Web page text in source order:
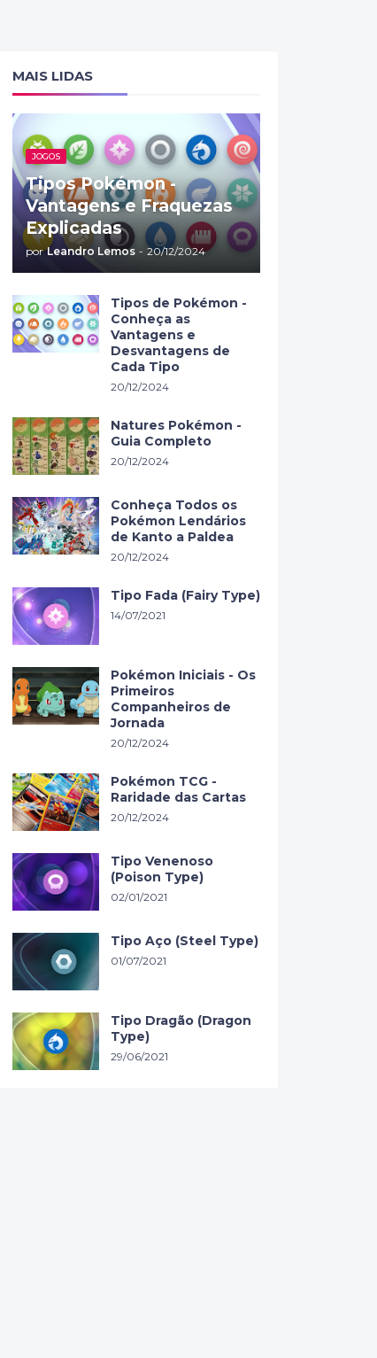
MAIS LIDAS
JOGOS
Tipos Pokémon -
Vantagens e Fraquezas
Explicadas
por Leandro Lemos - 20/12/2024
Tipos de Pokémon -
Conheça as
Vantagens e
Desvantagens de
Cada Tipo
20/12/2024
Natures Pokémon -
Guia Completo
20/12/2024
Conheça Todos os
Pokémon Lendários
de Kanto a Paldea
20/12/2024
Tipo Fada (Fairy Type)
14/07/2021
Pokémon Iniciais - Os
Primeiros
Companheiros de
Jornada
20/12/2024
Pokémon TCG -
Raridade das Cartas
20/12/2024
Tipo Venenoso
(Poison Type)
02/01/2021
Tipo Aço (Steel Type)
01/07/2021
Tipo Dragão (Dragon
Type)
29/06/2021